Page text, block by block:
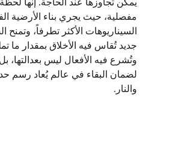
مفصلية، حيث يجري بناء الأرضية
السيناريوهات الأكثر تطرفاً، وتمنح
جديد تُقاس فيه الأخلاق بمقدار ما
وتُشرع فيه الأفعال ليس بعدالتها،
لضمان البقاء في عالم يُعاد رسم
والنار.